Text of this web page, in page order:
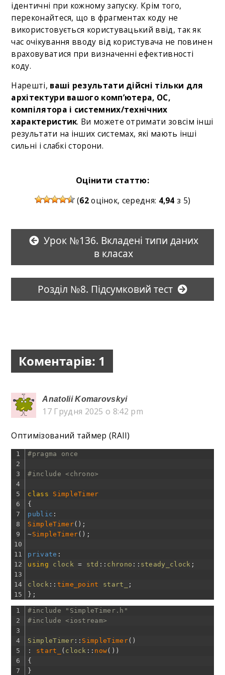
ідентичні при кожному запуску. Крім того,
переконайтеся, що в фрагментах коду не
використовується користувацький ввід, так як
час очікування вводу від користувача не повинен
враховуватися при визначенні ефективності
коду.
Нарешті, ваші результати дійсні тільки для
архітектури вашого комп’ютера, ОС,
компілятора і системних/технічних
характеристик. Ви можете отримати зовсім інші
результати на інших системах, які мають інші
сильні і слабкі сторони.
Оцінити статтю:
(62оцінок, середня: 4,94 з 5)
Урок №136. Вкладені типи даних
в класах
Розділ №8. Підсумковий тест
Коментарів: 1
Anatolii Komarovskyi
17 Грудня 2025 о 8:42 pm
Оптимізований таймер (RAII)
1
2
3
4
5
6
7
8
9
10
11
12
13
14
15
#pragma once
#include <chrono>
class
SimpleTimer
{
public :
SimpleTimer( ) ;
~SimpleTimer( ) ;
private :
using
clock = std :: chrono :: steady_clock ;
clock:: time_point start_
;
} ;
1
2
3
4
5
6
7
#include "SimpleTimer.h"
#include <iostream>
SimpleTimer:: SimpleTimer( )
:
start_ ( clock :: now( ) )
{
}